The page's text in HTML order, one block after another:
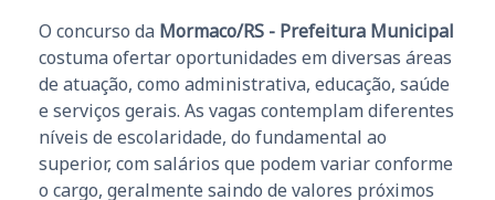
O concurso da Mormaco/RS - Prefeitura Municipal
costuma ofertar oportunidades em diversas áreas
de atuação, como administrativa, educação, saúde
e serviços gerais. As vagas contemplam diferentes
níveis de escolaridade, do fundamental ao
superior, com salários que podem variar conforme
o cargo, geralmente saindo de valores próximos